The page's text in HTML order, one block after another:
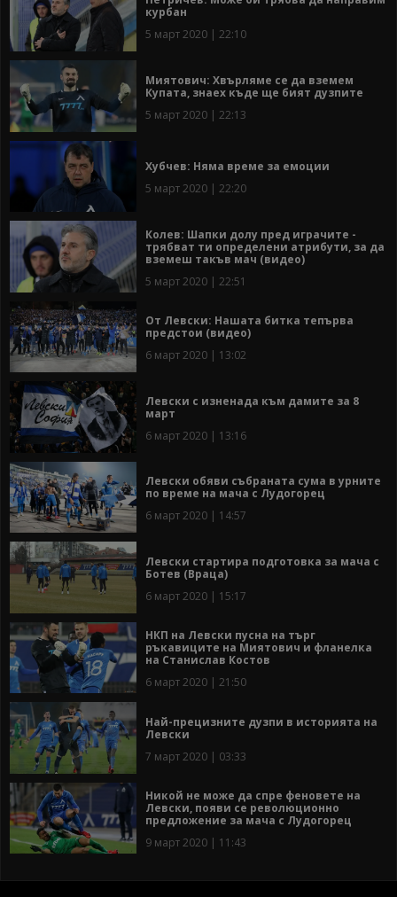
курбан
5 март 2020 | 22:10
Миятович: Хвърляме се да вземем
Купата, знаех къде ще бият дузпите
5 март 2020 | 22:13
Хубчев: Няма време за емоции
5 март 2020 | 22:20
Колев: Шапки долу пред играчите -
трябват ти определени атрибути, за да
вземеш такъв мач (видео)
5 март 2020 | 22:51
От Левски: Нашата битка тепърва
предстои (видео)
6 март 2020 | 13:02
Левски с изненада към дамите за 8
март
6 март 2020 | 13:16
Левски обяви събраната сума в урните
по време на мача с Лудогорец
6 март 2020 | 14:57
Левски стартира подготовка за мача с
Ботев (Враца)
6 март 2020 | 15:17
НКП на Левски пусна на търг
ръкавиците на Миятович и фланелка
на Станислав Костов
6 март 2020 | 21:50
Най-прецизните дузпи в историята на
Левски
7 март 2020 | 03:33
Никой не може да спре феновете на
Левски, появи се революционно
предложение за мача с Лудогорец
9 март 2020 | 11:43